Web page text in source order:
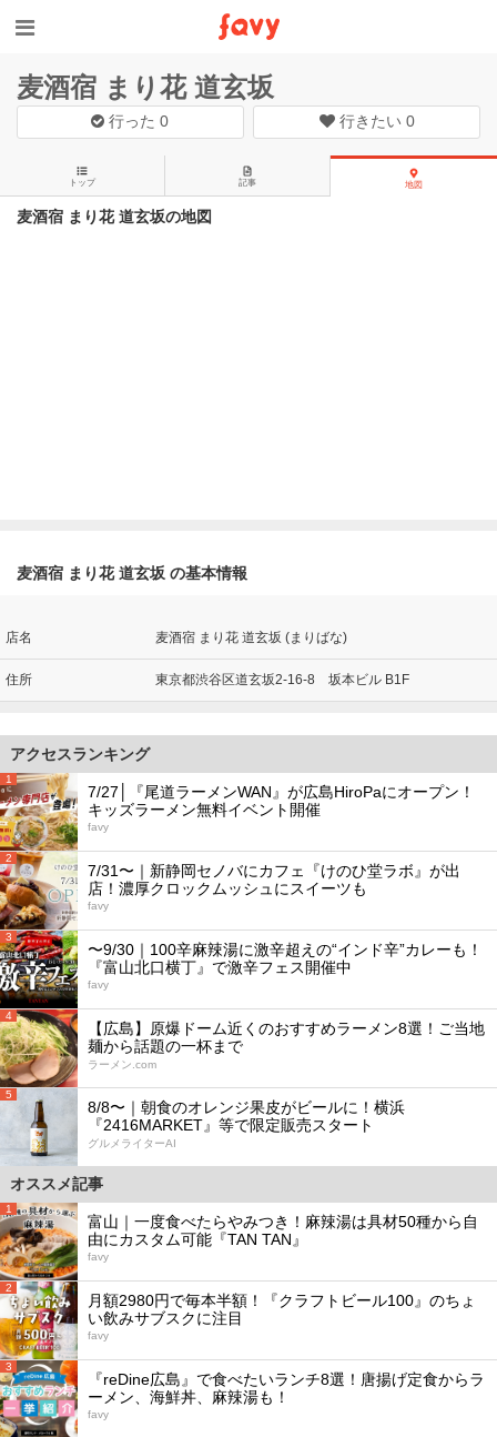
麦酒宿 まり花 道玄坂
行った0 行きたい 0
トップ 記事 地図
麦酒宿 まり花 道玄坂の地図
麦酒宿 まり花 道玄坂 の基本情報
店名 麦酒宿 まり花 道玄坂 (まりばな)
住所 東京都渋谷区道玄坂2-16-8 坂本ビル B1F
アクセスランキング
1
7/27│『尾道ラーメンWAN』が広島HiroPaにオープン！
キッズラーメン無料イベント開催
favy
2
7/31〜｜新静岡セノバにカフェ『けのひ堂ラボ』が出
店！濃厚クロックムッシュにスイーツも
favy
3
〜9/30｜100辛麻辣湯に激辛超えの“インド辛”カレーも！
『富山北口横丁』で激辛フェス開催中
favy
4
【広島】原爆ドーム近くのおすすめラーメン8選！ご当地
麺から話題の一杯まで
ラーメン.com
5
8/8〜｜朝食のオレンジ果皮がビールに！横浜
『2416MARKET』等で限定販売スタート
グルメライターAI
オススメ記事
1
富山｜一度食べたらやみつき！麻辣湯は具材50種から自
由にカスタム可能『TAN TAN』
favy
2
月額2980円で毎本半額！『クラフトビール100』のちょ
い飲みサブスクに注目
favy
3
『reDine広島』で食べたいランチ8選！唐揚げ定食からラ
ーメン、海鮮丼、麻辣湯も！
favy